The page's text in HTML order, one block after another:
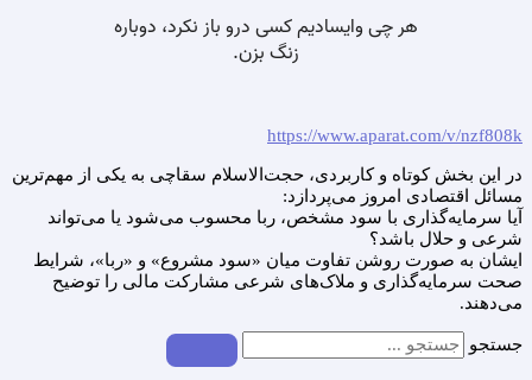
https://www.aparat.com/v/nzf808k
در این بخش کوتاه و کاربردی، حجت‌الاسلام سقاچی به یکی از مهم‌ترین
مسائل اقتصادی امروز می‌پردازد:
آیا سرمایه‌گذاری با سود مشخص، ربا محسوب می‌شود یا می‌تواند
شرعی و حلال باشد؟
ایشان به صورت روشن تفاوت میان «سود مشروع» و «ربا»، شرایط
صحت سرمایه‌گذاری و ملاک‌های شرعی مشارکت مالی را توضیح
می‌دهند.
جستجو